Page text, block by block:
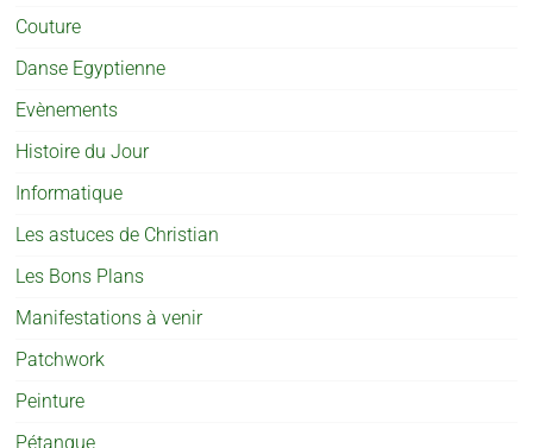
Couture
Danse Egyptienne
Evènements
Histoire du Jour
Informatique
Les astuces de Christian
Les Bons Plans
Manifestations à venir
Patchwork
Peinture
Pétanque